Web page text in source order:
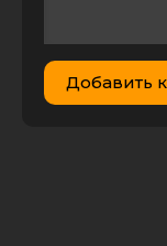
Добавить